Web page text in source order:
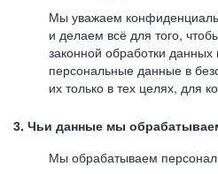
Мы уважаем
и делаем всё для того,
законной обработки
персональные данные в
их только в тех целях, для
3. Чьи данные мы
Мы обрабатываем